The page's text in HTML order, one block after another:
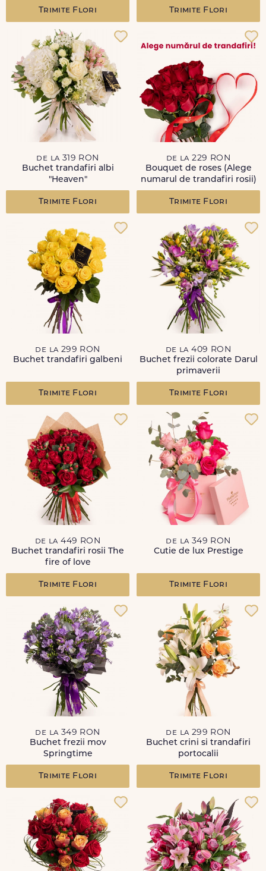
Trimite Flori Trimite Flori
de la 319 RON
Buchet trandafiri albi
"Heaven"
Trimite Flori
de la 229 RON
Bouquet de roses (Alege
numarul de trandafiri rosii)
Trimite Flori
de la 299 RON
Buchet trandafiri galbeni
Trimite Flori
de la 409 RON
Buchet frezii colorate Darul
primaverii
Trimite Flori
de la 449 RON
Buchet trandafiri rosii The
fire of love
Trimite Flori
de la 349 RON
Cutie de lux Prestige
Trimite Flori
de la 349 RON
Buchet frezii mov
Springtime
Trimite Flori
de la 299 RON
Buchet crini si trandafiri
portocalii
Trimite Flori